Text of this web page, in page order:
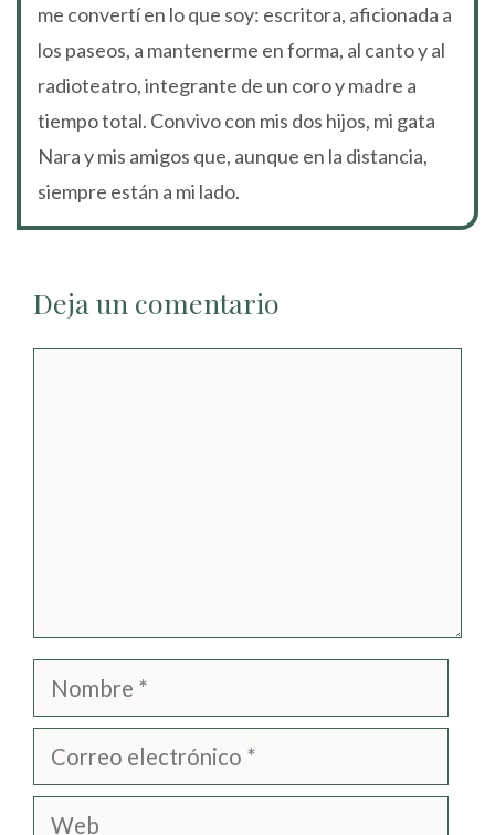
me convertí en lo que soy: escritora, aficionada a
los paseos, a mantenerme en forma, al canto y al
radioteatro, integrante de un coro y madre a
tiempo total. Convivo con mis dos hijos, mi gata
Nara y mis amigos que, aunque en la distancia,
siempre están a mi lado.
Deja un comentario
Nombre
Correo
electrónico
Web